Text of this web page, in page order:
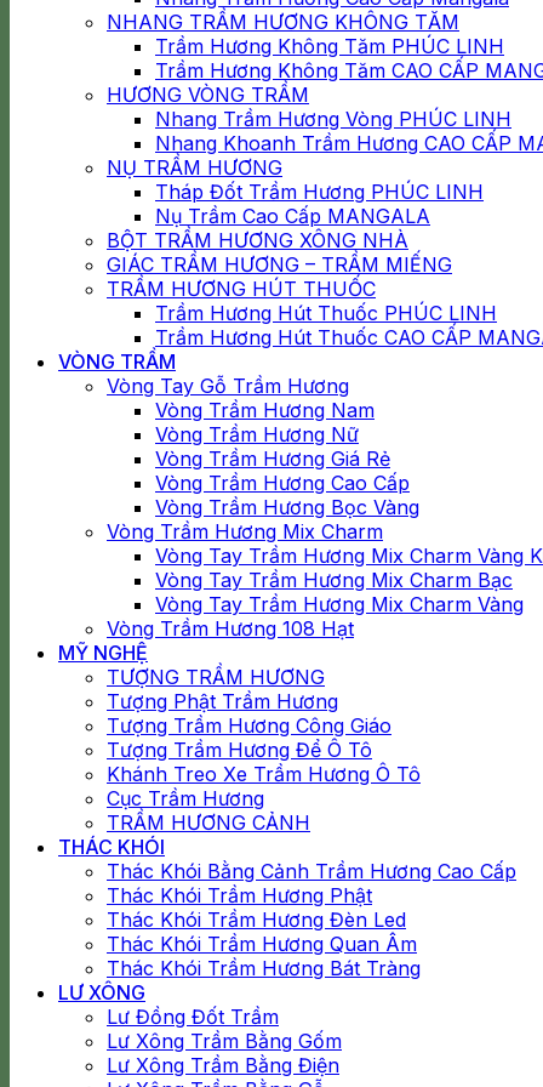
NHANG TRẦM HƯƠNG KHÔNG TĂM
Trầm Hương Không Tăm PHÚC LINH
Trầm Hương Không Tăm CAO CẤP
HƯƠNG VÒNG TRẦM
Nhang Trầm Hương Vòng PHÚC LINH
Nhang Khoanh Trầm Hương CAO CẤP
NỤ TRẦM HƯƠNG
Tháp Đốt Trầm Hương PHÚC LINH
Nụ Trầm Cao Cấp MANGALA
BỘT TRẦM HƯƠNG XÔNG NHÀ
GIÁC TRẦM HƯƠNG – TRẦM MIẾNG
TRẦM HƯƠNG HÚT THUỐC
Trầm Hương Hút Thuốc PHÚC LINH
Trầm Hương Hút Thuốc CAO CẤP
VÒNG TRẦM
Vòng Tay Gỗ Trầm Hương
Vòng Trầm Hương Nam
Vòng Trầm Hương Nữ
Vòng Trầm Hương Giá Rẻ
Vòng Trầm Hương Cao Cấp
Vòng Trầm Hương Bọc Vàng
Vòng Trầm Hương Mix Charm
Vòng Tay Trầm Hương Mix Charm Vàng
Vòng Tay Trầm Hương Mix Charm Bạc
Vòng Tay Trầm Hương Mix Charm Vàng
Vòng Trầm Hương 108 Hạt
MỸ NGHỆ
TƯỢNG TRẦM HƯƠNG
Tượng Phật Trầm Hương
Tượng Trầm Hương Công Giáo
Tượng Trầm Hương Để Ô Tô
Khánh Treo Xe Trầm Hương Ô Tô
Cục Trầm Hương
TRẦM HƯƠNG CẢNH
THÁC KHÓI
Thác Khói Bằng Cảnh Trầm Hương Cao Cấp
Thác Khói Trầm Hương Phật
Thác Khói Trầm Hương Đèn Led
Thác Khói Trầm Hương Quan Âm
Thác Khói Trầm Hương Bát Tràng
LƯ XÔNG
Lư Đồng Đốt Trầm
Lư Xông Trầm Bằng Gốm
Lư Xông Trầm Bằng Điện